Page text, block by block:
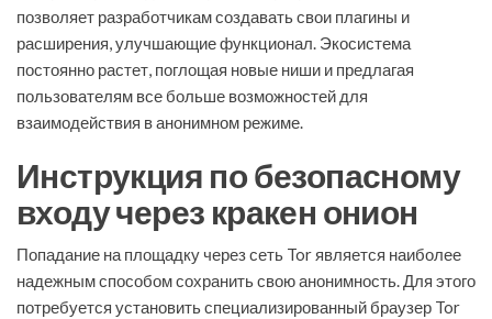
позволяет разработчикам создавать свои плагины и
расширения, улучшающие функционал. Экосистема
постоянно растет, поглощая новые ниши и предлагая
пользователям все больше возможностей для
взаимодействия в анонимном режиме.
Инструкция по безопасному
входу через кракен онион
Попадание на площадку через сеть Tor является наиболее
надежным способом сохранить свою анонимность. Для этого
потребуется установить специализированный браузер Tor